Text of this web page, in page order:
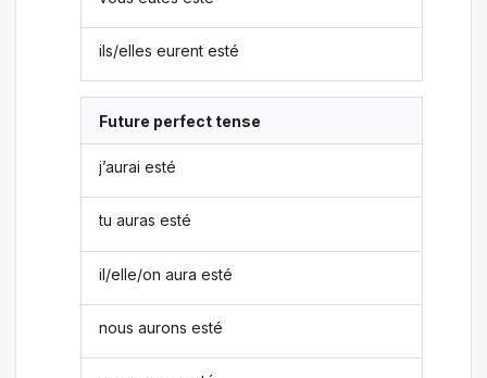
ils/elles eurent esté
Future perfect tense
j’aurai esté
tu auras esté
il/elle/on aura esté
nous aurons esté